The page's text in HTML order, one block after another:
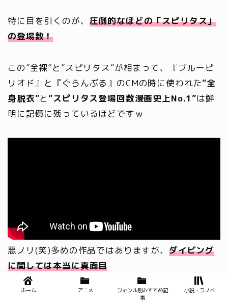
特に目を引くのが、 圧倒的なほどの「スピリタス」
の登場数！
この”全裸”と”スピリタス”が相まって、『ブルーピ
リオド』と『ぐらんぶる』のCMの時に使われた”全
身脱衣”と ”スピリタス登場回数漫画史上No.1”は鮮
明に記憶に残っているほどですｗ
悪ノリ(笑)多めの作品ではありますが、 ダイビング
に関しては本当に真面目
ダイビングの楽しさだけじゃなく、し
ホーム アニメ
ジャンル別おすすめ記
事
小説・ラノベ